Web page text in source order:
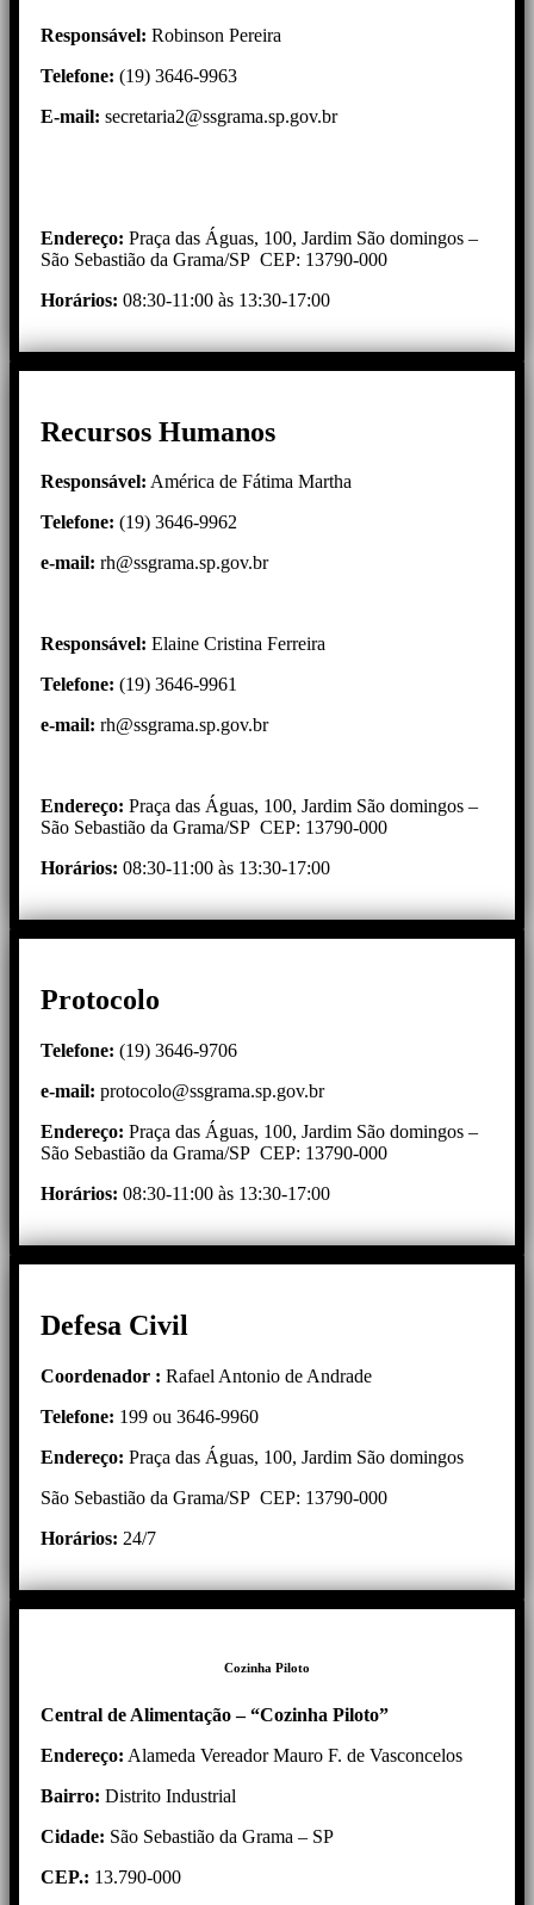
Responsável: Robinson Pereira
Telefone: (19) 3646-9963
E-mail: secretaria2@ssgrama.sp.gov.br
Endereço: Praça das Águas, 100, Jardim São domingos –
São Sebastião da Grama/SP CEP: 13790-000
Horários: 08:30-11:00 às 13:30-17:00
Recursos Humanos
Responsável: América de Fátima Martha
Telefone: (19) 3646-9962
e-mail: rh@ssgrama.sp.gov.br
Responsável: Elaine Cristina Ferreira
Telefone: (19) 3646-9961
e-mail: rh@ssgrama.sp.gov.br
Endereço: Praça das Águas, 100, Jardim São domingos –
São Sebastião da Grama/SP CEP: 13790-000
Horários: 08:30-11:00 às 13:30-17:00
Protocolo
Telefone: (19) 3646-9706
e-mail: protocolo@ssgrama.sp.gov.br
Endereço: Praça das Águas, 100, Jardim São domingos –
São Sebastião da Grama/SP CEP: 13790-000
Horários: 08:30-11:00 às 13:30-17:00
Defesa Civil
Coordenador : Rafael Antonio de Andrade
Telefone: 199 ou 3646-9960
Endereço: Praça das Águas, 100, Jardim São domingos
São Sebastião da Grama/SP CEP: 13790-000
Horários: 24/7
Cozinha Piloto
Central de Alimentação – “Cozinha Piloto”
Endereço: Alameda Vereador Mauro F. de Vasconcelos
Bairro: Distrito Industrial
Cidade: São Sebastião da Grama – SP
CEP.: 13.790-000